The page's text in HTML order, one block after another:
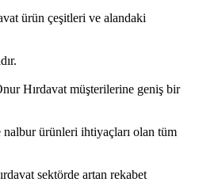
ürün çeşitleri ve alandaki
Hırdavat müşterilerine geniş bir
nalbur ürünleri ihtiyaçları olan tüm
sektörde artan rekabet